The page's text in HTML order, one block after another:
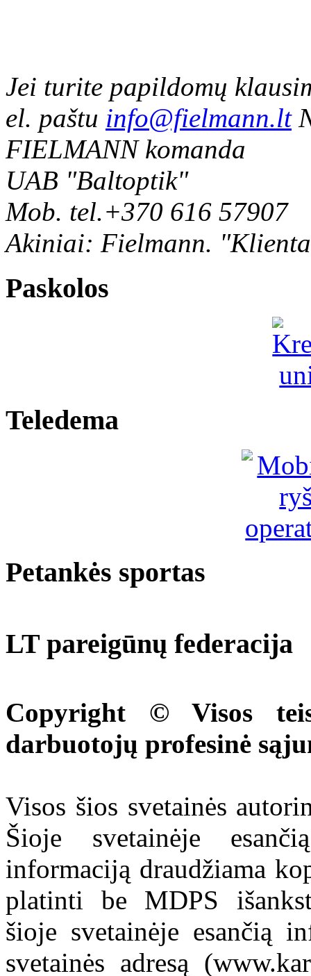
Jei turite papildomų
el. paštu info@fielmann.lt
FIELMANN komanda
UAB "Baltoptik"
Mob. tel.+370 616 57907
Akiniai: Fielmann.
Paskolos
Teledema
Petankės sportas
LT pareigūnų federacija
Copyright © Visos
darbuotojų profesinė
Visos šios svetainės
Šioje svetainėje
informaciją draudžiama
platinti be MDPS
šioje svetainėje esančią
svetainės adresą